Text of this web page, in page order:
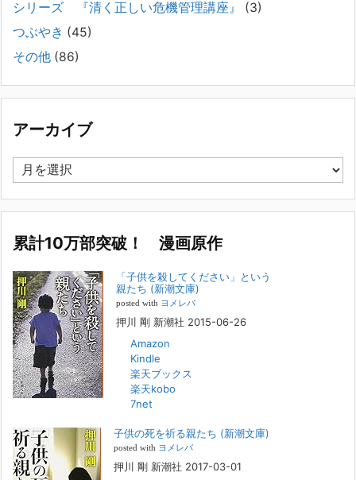
2025年8月11日
長年問題解決に至らない家族のパターンのうち、弊社の相談で多い事例
景・特徴続きをみる
集英社オンラインのインタビューを受けました。「漫
画といえば集英社！」というく…
2023年3月1日
集英社オンラインのインタビューを受けました。「漫画といえば集英
社！」というくらいの大御所が、「子供を殺してくださいという親た
ち」に興味を持ってくれたことは、漫画としても私個人としても大変な
名誉です。h[...]
若年層の子供の問題
『「子供を殺してください」という親たち』では、先月まで、10代の対
象者をテーマにした回、「ケース19 奴隷化する親たち」をお送りして
いました。こちらは、最終話をコミックバンチWebで読むことができま
す[...]
FBS福岡放送『目撃者f』出演情報
2022年2月27日
本日（日曜）深夜1時25分～FBS福岡放送『目撃者f』で、（株）トキワ
されます。「俺がつなげてやる～コワモテ“説得屋”の生き様～」続きを
[...]
シリーズ 『清く正しい危機管理講座』
(3)
つぶやき (45)
その他 (86)
アーカイブ
ー
カ
ブ
累計10万部突破！ 漫画原作
「子供を殺してください」という
親たち (新潮文庫)
posted with ヨメレバ
押川 剛 新潮社 2015-06-26
Amazon
Kindle
楽天ブックス
楽天kobo
7net
子供の死を祈る親たち (新潮文庫)
posted with ヨメレバ
押川 剛 新潮社 2017-03-01